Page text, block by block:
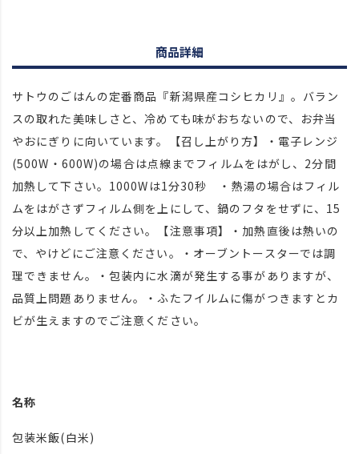
商品詳細
サトウのごはんの定番商品『新潟県産コシヒカリ』。バラン
スの取れた美味しさと、冷めても味がおちないので、お弁当
やおにぎりに向いています。【召し上がり方】・電子レンジ
(500W・600W)の場合は点線までフィルムをはがし、2分間
加熱して下さい。1000Wは1分30秒 ・熱湯の場合はフィル
ムをはがさずフィルム側を上にして、鍋のフタをせずに、15
分以上加熱してください。【注意事項】・加熱直後は熱いの
で、やけどにご注意ください。・オーブントースターでは調
理できません。・包装内に水滴が発生する事がありますが、
品質上問題ありません。・ふたフイルムに傷がつきますとカ
ビが生えますのでご注意ください。
名称
包装米飯(白米)